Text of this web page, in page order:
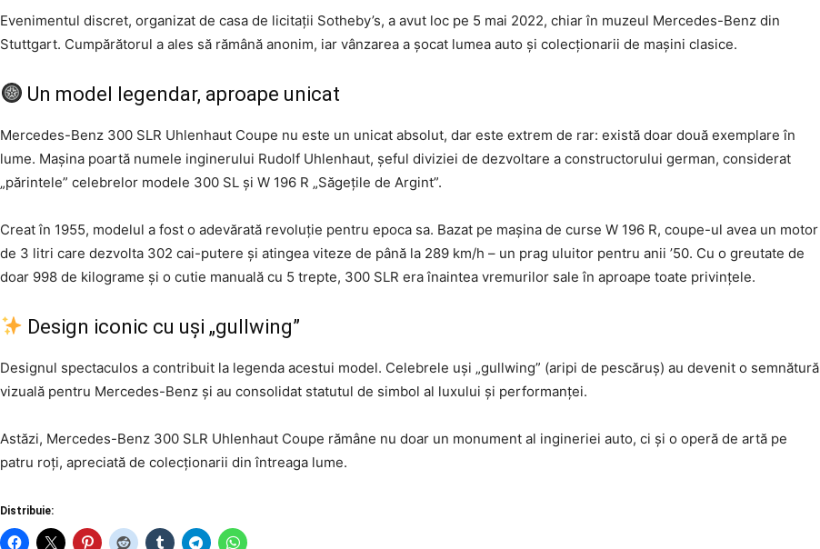
Evenimentul discret, organizat de casa de licitații Sotheby’s, a avut loc pe 5 mai 2022, chiar în muzeul Mercedes-Benz din
Stuttgart. Cumpărătorul a ales să rămână anonim, iar vânzarea a șocat lumea auto și colecționarii de mașini clasice.
Un model legendar, aproape unicat
Mercedes-Benz 300 SLR Uhlenhaut Coupe nu este un unicat absolut, dar este extrem de rar: există doar două exemplare în
lume. Mașina poartă numele inginerului Rudolf Uhlenhaut, șeful diviziei de dezvoltare a constructorului german, considerat
„părintele” celebrelor modele 300 SL și W 196 R „Săgețile de Argint”.
Creat în 1955, modelul a fost o adevărată revoluție pentru epoca sa. Bazat pe mașina de curse W 196 R, coupe-ul avea un motor
de 3 litri care dezvolta 302 cai-putere și atingea viteze de până la 289 km/h – un prag uluitor pentru anii ’50. Cu o greutate de
doar 998 de kilograme și o cutie manuală cu 5 trepte, 300 SLR era înaintea vremurilor sale în aproape toate privințele.
Design iconic cu uși „gullwing”
Designul spectaculos a contribuit la legenda acestui model. Celebrele uși „gullwing” (aripi de pescăruș) au devenit o semnătură
vizuală pentru Mercedes-Benz și au consolidat statutul de simbol al luxului și performanței.
Astăzi, Mercedes-Benz 300 SLR Uhlenhaut Coupe rămâne nu doar un monument al ingineriei auto, ci și o operă de artă pe
patru roți, apreciată de colecționarii din întreaga lume.
Distribuie: